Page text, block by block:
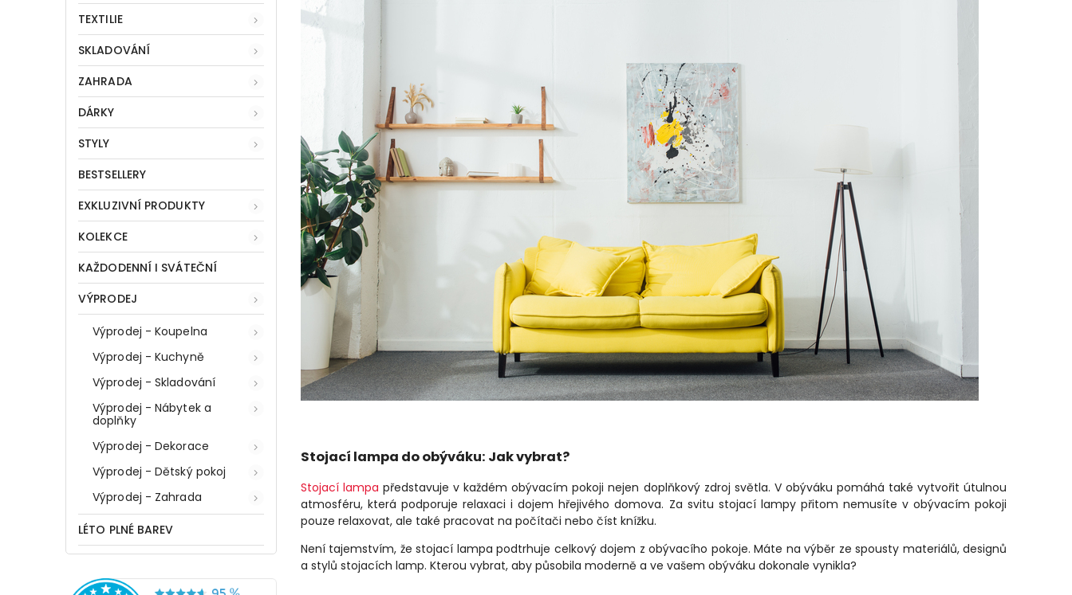
TEXTILIE
SKLADOVÁNÍ
ZAHRADA
DÁRKY
STYLY
BESTSELLERY
EXKLUZIVNÍ PRODUKTY
KOLEKCE
KAŽDODENNÍ I SVÁTEČNÍ
VÝPRODEJ
Výprodej - Koupelna
Výprodej - Kuchyně
Výprodej - Skladování
Výprodej - Nábytek a
doplňky
Výprodej - Dekorace
Výprodej - Dětský pokoj
Výprodej - Zahrada
LÉTO PLNÉ BAREV
Stojací lampa do obýváku: Jak vybrat?
Stojací lampa představuje v každém obývacím pokoji nejen doplňkový zdroj světla. V obýváku pomáhá také vytvořit útulnou
atmosféru, která podporuje relaxaci i dojem hřejivého domova. Za svitu stojací lampy přitom nemusíte v obývacím pokoji
pouze relaxovat, ale také pracovat na počítači nebo číst knížku.
Není tajemstvím, že stojací lampa podtrhuje celkový dojem z obývacího pokoje. Máte na výběr ze spousty materiálů, designů
a stylů stojacích lamp. Kterou vybrat, aby působila moderně a ve vašem obýváku dokonale vynikla?